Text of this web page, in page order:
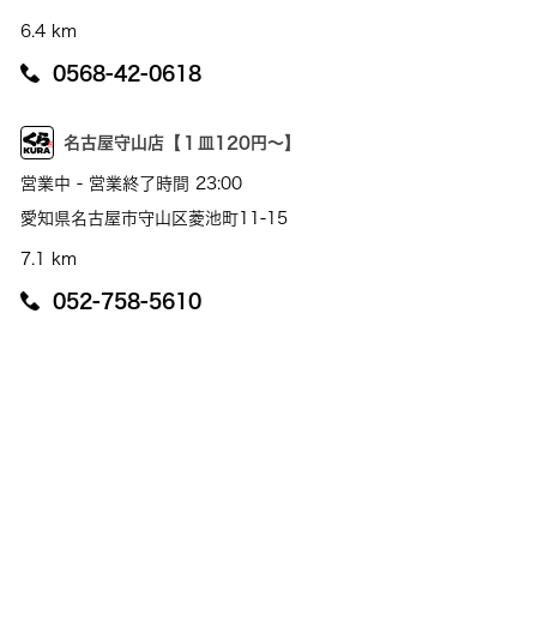
6.4 km
0568-42-0618
名古屋守山店【１皿120円～】
営業中 - 営業終了時間 23:00
愛知県名古屋市守山区菱池町11-15
7.1 km
052-758-5610